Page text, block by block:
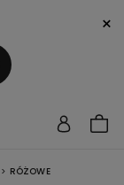
×
> RÓŻOWE